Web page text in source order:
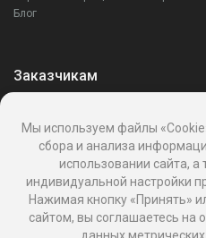
Блог
Заказчикам
Написать поставщику
Реквизиты
Мы используем файлы
сбора и анализа
использовании сайта,
индивидуальной настройки
Нажимая кнопку «Принять»
сайтом, вы соглашаетесь на